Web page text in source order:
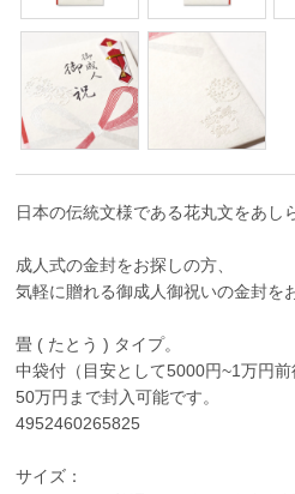
日本の伝統文様である花丸文をあし
成人式の金封をお探しの方、
気軽に贈れる御成人御祝いの金封を
畳 ( たとう ) タイプ。
中袋付（目安として5000円~1万円前
50万円まで封入可能です。
4952460265825
サイズ：